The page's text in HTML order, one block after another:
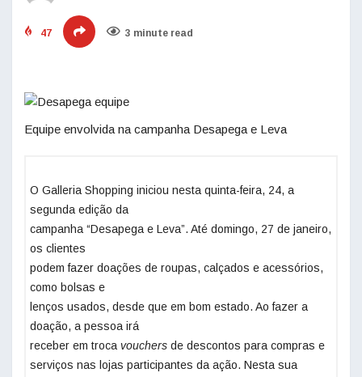
47 3 minute read
Equipe envolvida na campanha Desapega e Leva
O Galleria Shopping iniciou nesta quinta-feira, 24, a
segunda edição da
campanha “Desapega e Leva”. Até domingo, 27 de janeiro,
os clientes
podem fazer doações de roupas, calçados e acessórios,
como bolsas e
lenços usados, desde que em bom estado. Ao fazer a
doação, a pessoa irá
receber em troca vouchers de descontos para compras e
serviços nas lojas participantes da ação. Nesta sua